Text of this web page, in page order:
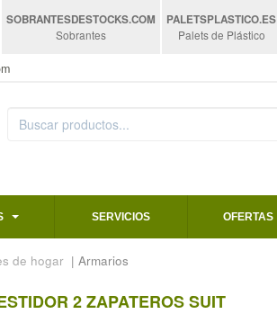
SOBRANTESDESTOCKS.COM
Sobrantes
PALETSPLASTICO.ES
Palets de Plástico
SERVICIOS OFERTAS
de hogar | Armarios
2 ZAPATEROS SUIT